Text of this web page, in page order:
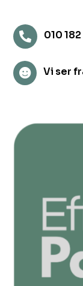
 010
 Vi ser